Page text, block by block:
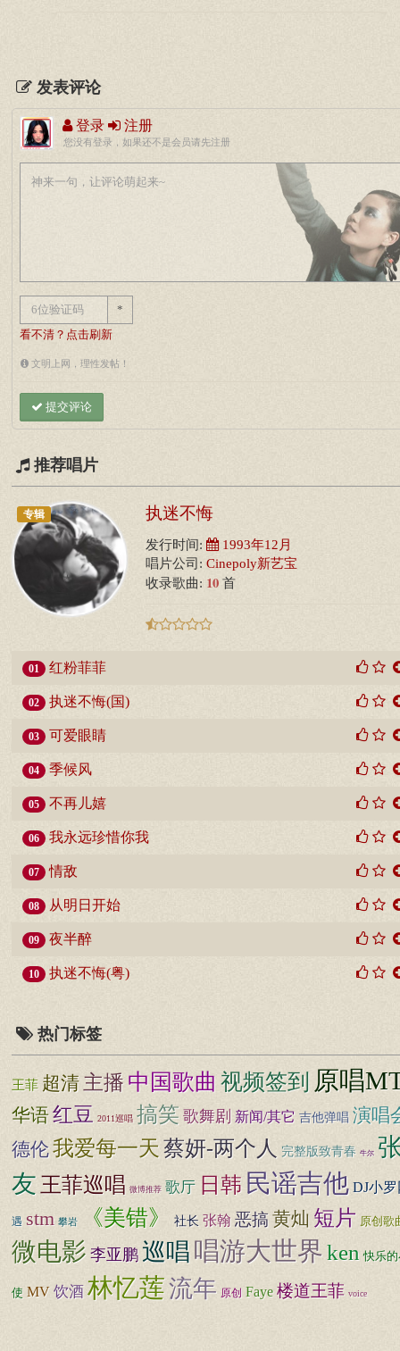
发表评论
登录 注册
您没有登录，如果还不是会员请先注册
*
看不清？点击刷新
文明上网，理性发帖！
提交评论
推荐唱片
专辑 执迷不悔
发行时间: 1993年12月
唱片公司: Cinepoly新艺宝
收录歌曲: 10 首
01 红粉菲菲
02 执迷不悔(国)
03 可爱眼睛
04 季候风
05 不再儿嬉
06 我永远珍惜你我
07 情敌
08 从明日开始
09 夜半醉
10 执迷不悔(粤)
热门标签
王菲 超清 主播 中国歌曲 视频签到 原唱
华语红豆 2011巡唱 搞笑 歌舞剧 新闻/其它 吉他弹唱 演唱
德伦我爱每一天蔡妍-两个人 完整版致青春 牛尔
友 王菲巡唱 微博推荐 歌厅 日韩 民谣吉他 DJ小
遇 stm 攀岩 《美错》 社长 张翰 恶搞黄灿 短片 原创歌
微电影 李亚鹏 巡唱 唱游大世界ken 快乐
使 MV 饮酒 林忆莲流年 原创 Faye 楼道王菲 voice